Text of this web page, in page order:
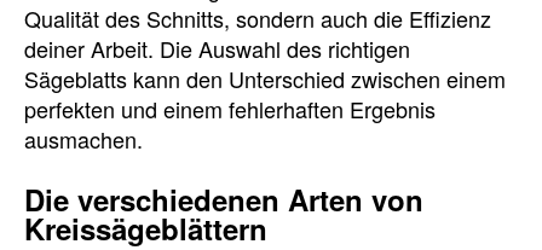
Qualität des Schnitts, sondern auch die Effizienz
deiner Arbeit. Die Auswahl des richtigen
Sägeblatts kann den Unterschied zwischen einem
perfekten und einem fehlerhaften Ergebnis
ausmachen.
Die verschiedenen Arten von
Kreissägeblättern